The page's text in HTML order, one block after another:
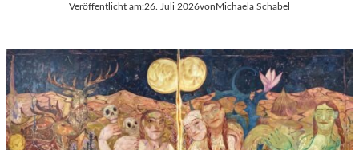
Veröffentlicht am:26. Juli 2026vonMichaela Schabel